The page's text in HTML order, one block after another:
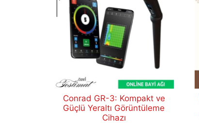
Conrad GR-3: Kompakt ve
Güçlü Yeraltı Görüntüleme
Cihazı